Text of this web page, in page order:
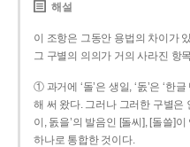
해설
이 조항은 그동안 용법의 차이가
그 구별의 의의가 거의 사라진 항
① 과거에 ‘돌’은 생일, ‘돐’은 ‘한
해 써 왔다. 그러나 그러한 구별은
이, 돐을’의 발음인 [돌씨], [돌쓸]
하나로 통합한 것이다.